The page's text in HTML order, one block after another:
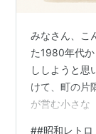
みなさん、こ
た1980年代
ししようと思
けて、町の片
が営む小さな
##昭和レトロ